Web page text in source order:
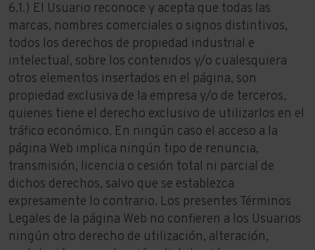
6.1.) El Usuario reconoce y acepta que todas las
marcas, nombres comerciales o signos distintivos,
todos los derechos de propiedad industrial e
intelectual, sobre los contenidos y/o cualesquiera
otros elementos insertados en el página, son
propiedad exclusiva de la empresa y/o de terceros,
quienes tiene el derecho exclusivo de utilizarlos en el
tráfico económico. En ningún caso el acceso a la
página Web implica ningún tipo de renuncia,
transmisión, licencia o cesión total ni parcial de
dichos derechos, salvo que se establezca
expresamente lo contrario. Los presentes Términos
Legales de la página Web no confieren a los Usuarios
ningún otro derecho de utilización, alteración,